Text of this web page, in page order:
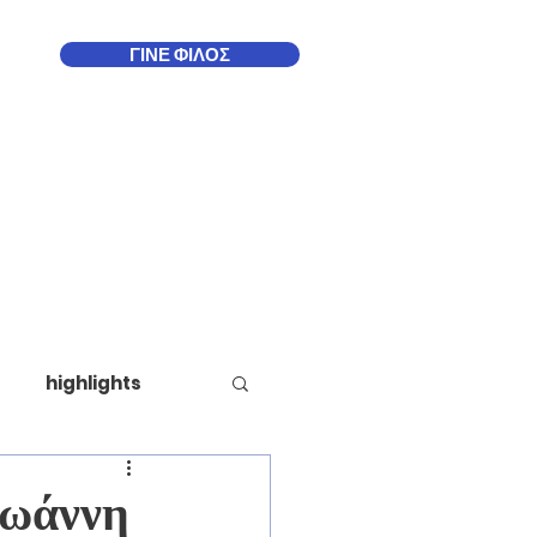
ΓΙΝΕ ΦΙΛΟΣ
highlights